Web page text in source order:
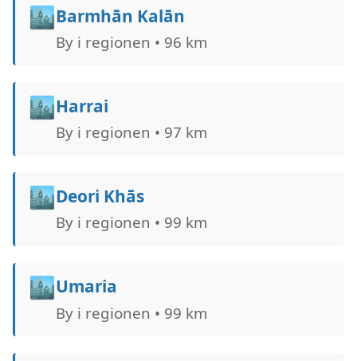
🏙️Barmhān Kalān
By i regionen • 96 km
🏙️Harrai
By i regionen • 97 km
🏙️Deori Khās
By i regionen • 99 km
🏙️Umaria
By i regionen • 99 km